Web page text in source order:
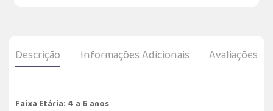
Descrição Informações Adicionais Avaliações
Faixa Etária: 4 a 6 anos